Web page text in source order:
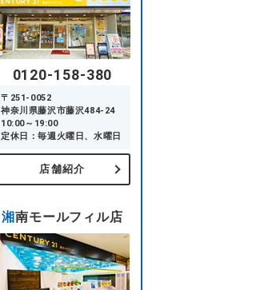
0120-158-380
〒251-0052
神奈川県藤沢市藤沢484-24
10:00～19:00
定休日：毎週火曜日、水曜日
店舗紹介
湘南モールフィル店